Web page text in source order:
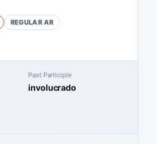
REGULAR AR
Past Participle
involucrado